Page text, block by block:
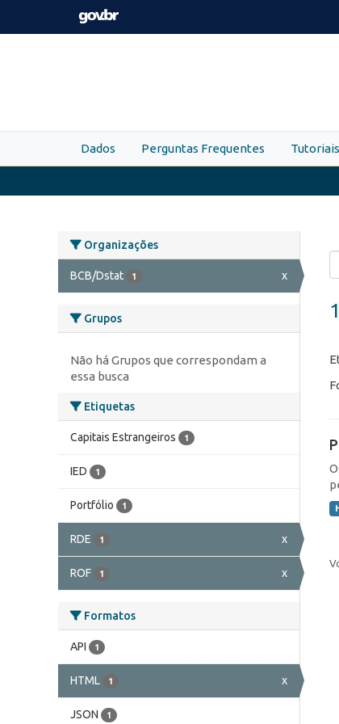
Skip to main content
Dados Perguntas Frequentes Tutoriais
Organizações
BCB/Dstat 1 x
Grupos
Não há Grupos que correspondam a
essa busca
Etiquetas
Capitais Estrangeiros 1
IED 1
Portfólio 1
RDE 1 x
ROF 1 x
Formatos
API 1
HTML 1 x
JSON 1